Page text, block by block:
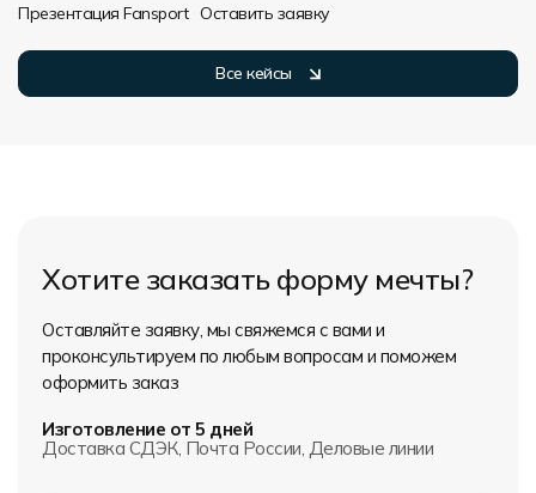
Презентация Fansport Оставить заявку
Все кейсы
Хотите заказать форму мечты?
Оставляйте заявку, мы свяжемся с вами и
проконсультируем по любым вопросам и поможем
оформить заказ
Изготовление от 5 дней
Доставка СДЭК, Почта России, Деловые линии